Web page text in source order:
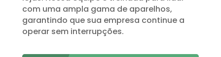
com uma ampla gama de aparelhos,
garantindo que sua empresa continue a
operar sem interrupções.